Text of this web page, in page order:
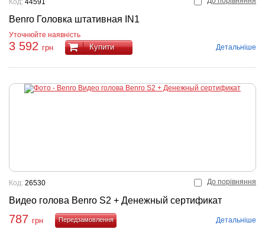
Benro Головка штативная IN1
Код: 44591
Уточнюйте наявність
3 592 грн Купити Детальніше
До порівняння
Видео голова Benro S2 + Денежный сертификат
Код: 26530
787 грн
Детальніше